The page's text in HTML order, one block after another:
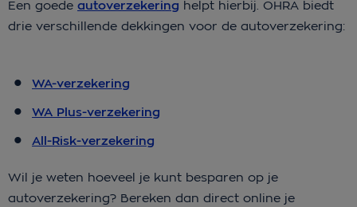
Een goede autoverzekering helpt hierbij. OHRA biedt
drie verschillende dekkingen voor de autoverzekering:
WA-verzekering
WA Plus-verzekering
All-Risk-verzekering
Wil je weten hoeveel je kunt besparen op je
autoverzekering? Bereken dan direct online je